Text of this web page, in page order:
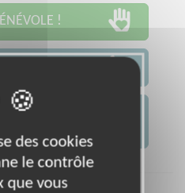
!
UN DON À
des cookies
le contrôle
que vous